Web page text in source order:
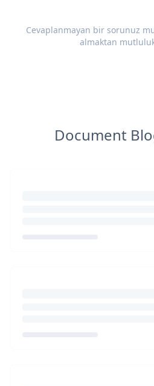
Cevaplanmayan bir sorunuz
almaktan
Document